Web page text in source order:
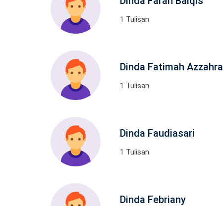
1 Tulisan
Dinda Fatimah Azzahra
1 Tulisan
Dinda Faudiasari
1 Tulisan
Dinda Febriany